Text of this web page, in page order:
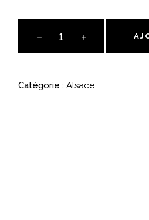
"L'Oiseau
le
Catégorie : Alsace